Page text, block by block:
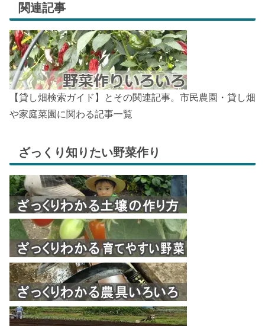
関連記事
【貸し畑検索ガイド】とその関連記事。市民農園・貸し畑
や家庭菜園に関わる記事一覧
ざっくり知りたい野菜作り